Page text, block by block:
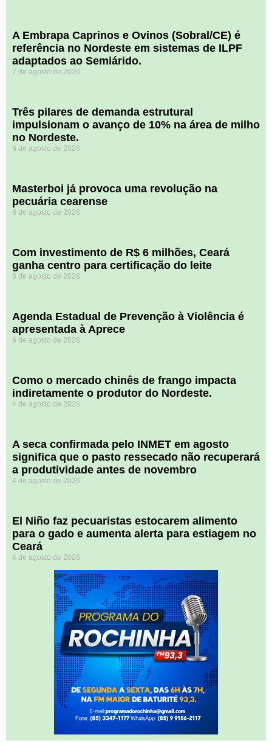
A Embrapa Caprinos e Ovinos (Sobral/CE) é
referência no Nordeste em sistemas de ILPF
adaptados ao Semiárido.
7 de agosto de 2026
​Três pilares de demanda estrutural
impulsionam o avanço de 10% na área de milho
no Nordeste.
6 de agosto de 2026
Masterboi já provoca uma revolução na
pecuária cearense
6 de agosto de 2026
Com investimento de R$ 6 milhões, Ceará
ganha centro para certificação do leite
6 de agosto de 2026
Agenda Estadual de Prevenção à Violência é
apresentada à Aprece
6 de agosto de 2026
​Como o mercado chinês de frango impacta
indiretamente o produtor do Nordeste.
4 de agosto de 2026
A seca confirmada pelo INMET em agosto
significa que o pasto ressecado não recuperará
a produtividade antes de novembro
4 de agosto de 2026
El Niño faz pecuaristas estocarem alimento
para o gado e aumenta alerta para estiagem no
Ceará
4 de agosto de 2026